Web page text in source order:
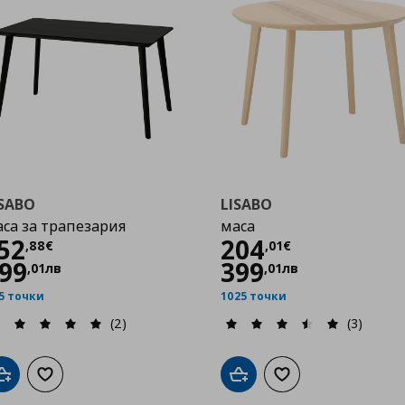
за трапезария
,88€
,01лв
точки
(2)
Добави в кошницата
Добави към списъка с любими
LISABO
маса
204,01€
Цена
399,01лв
1025 точки
(3)
Добави в кошницата
Добави към